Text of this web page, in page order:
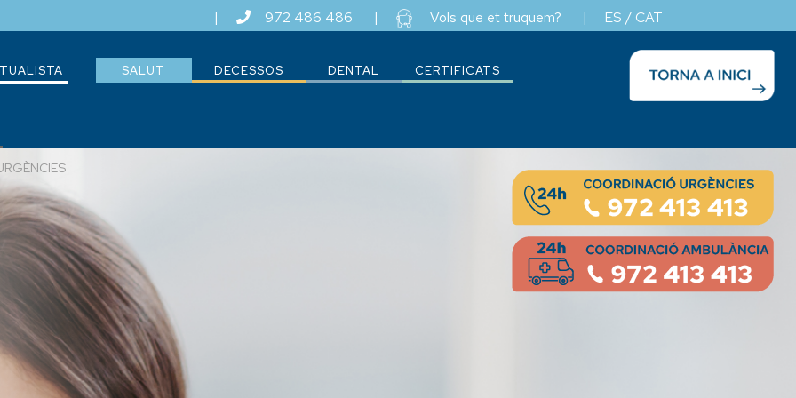
| 972 486 486 | Vols que et truquem? | ES / CAT
SALUT DECESSOS DENTAL CERTIFICATS